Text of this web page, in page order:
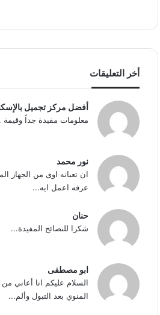
أخر التعليقات
أفضل مركز تجميل
معلومات مفيدة جداً
نور محمد
ان تعبانه اوى من الجهاز
عرفه اعمل ايه...
حنان
شكرا للنصائح المفيدة...
ابو مصطفى
السلام عليكم انا أعاني
المنوي بعد التبول وألم...